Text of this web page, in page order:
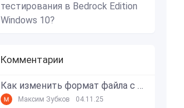
тестирования в Bedrock Edition
Windows 10?
Комментарии
Как изменить формат файла с zip в mcworld?
Максим Зубков 04.11.25